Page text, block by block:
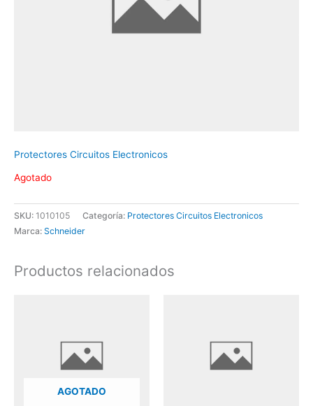
Protectores Circuitos Electronicos
Agotado
SKU: 1010105 Categoría: Protectores Circuitos Electronicos
Marca: Schneider
Productos relacionados
AGOTADO